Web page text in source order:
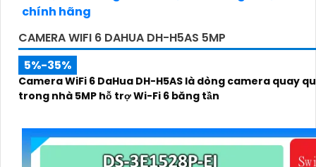
CAMERA WIFI 6 DAHUA DH-H5AS 5MP
5%-35%
Camera WiFi 6 DaHua DH-H5AS là dòng camera quay
trong nhà 5MP hỗ trợ Wi-Fi 6 băng tần